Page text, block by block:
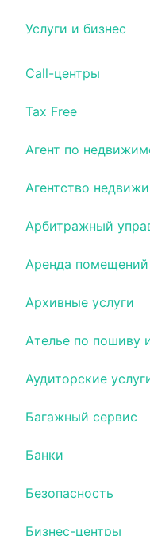
Услуги и бизнес
Call-центры
Tax Free
Агент по
Агентство
Арбитражный
Аренда помещений
Архивные услуги
Ателье по пошиву
Аудиторские
Багажный сервис
Банки
Безопасность
Бизнес-центры